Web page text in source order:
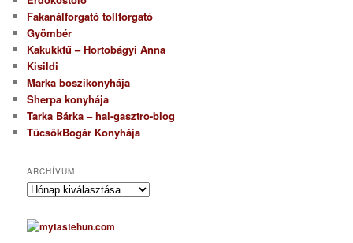
Fakanálforgató tollforgató
Gyömbér
Kakukkfű – Hortobágyi Anna
Kisildi
Marka boszikonyhája
Sherpa konyhája
Tarka Bárka – hal-gasztro-blog
TücsökBogár Konyhája
ARCHÍVUM
A
c
h